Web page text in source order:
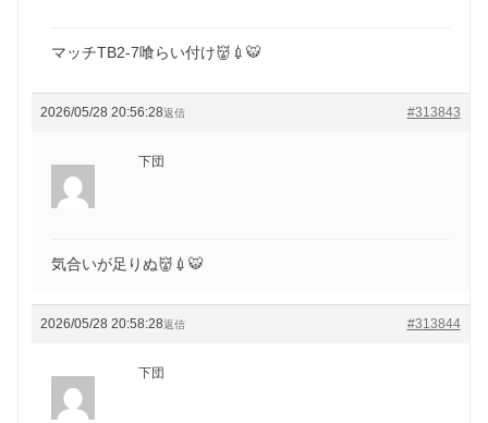
マッチTB2-7喰らい付け👹💉🐯
2026/05/28 20:56:28 #313843
返信
下団
気合いが足りぬ👹💉🐯
2026/05/28 20:58:28 #313844
返信
下団